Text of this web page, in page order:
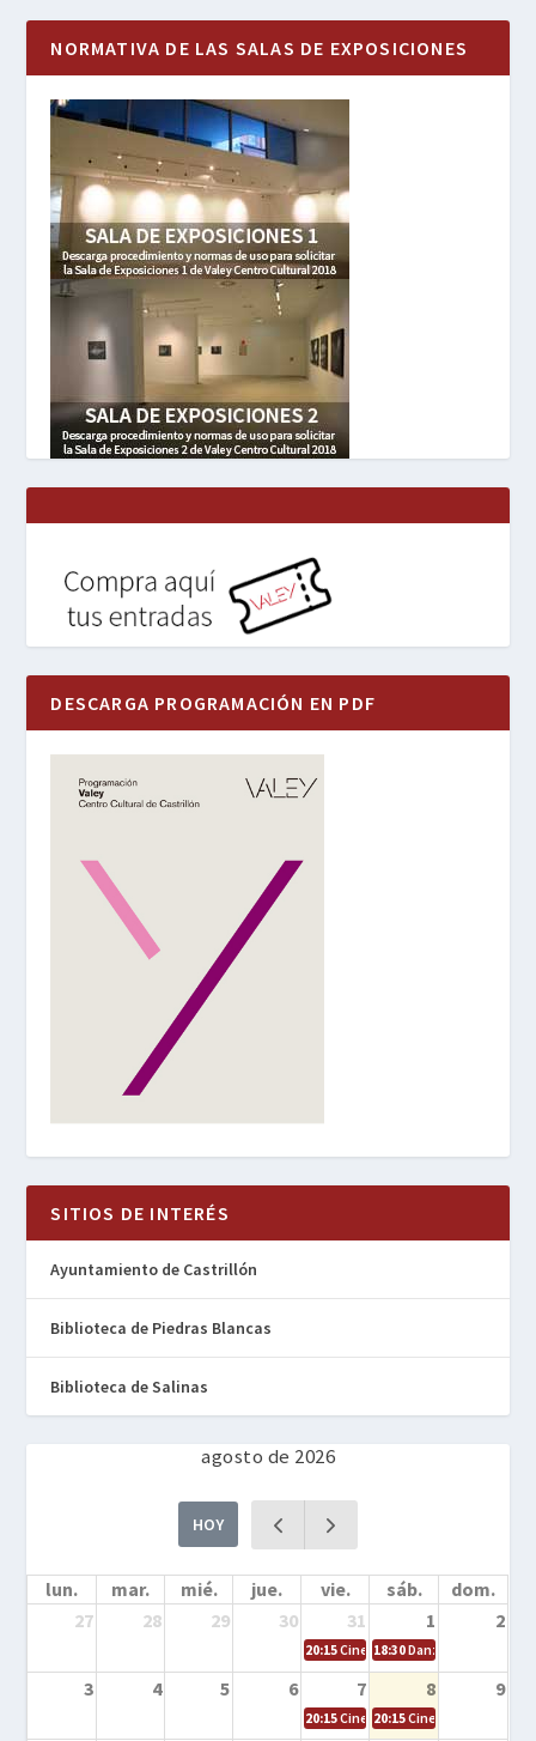
NORMATIVA DE LAS SALAS DE EXPOSICIONES
DESCARGA PROGRAMACIÓN EN PDF
SITIOS DE INTERÉS
Ayuntamiento de Castrillón
Biblioteca de Piedras Blancas
Biblioteca de Salinas
agosto de 2026
HOY
lun. mar. mié. jue. vie. sáb.
dom.
27
28 29 30 31 1 2
20:15Cine en la calle – Cómo
18:30Danza – Cita en el
3 4 5 6 7 8 9
20:15Cine en la calle – El niño y la
20:15Cine en la calle –